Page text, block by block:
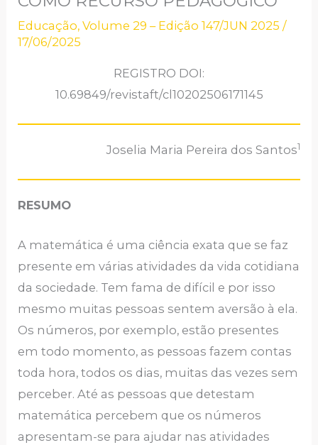
Educação,Volume 29 – Edição 147/JUN 2025 /
17/06/2025
REGISTRO DOI:
10.69849/revistaft/cl10202506171145
Joselia Maria Pereira dos Santos1
RESUMO
A matemática é uma ciência exata que se faz
presente em várias atividades da vida cotidiana
da sociedade. Tem fama de difícil e por isso
mesmo muitas pessoas sentem aversão à ela.
Os números, por exemplo, estão presentes
em todo momento, as pessoas fazem contas
toda hora, todos os dias, muitas das vezes sem
perceber. Até as pessoas que detestam
matemática percebem que os números
apresentam-se para ajudar nas atividades